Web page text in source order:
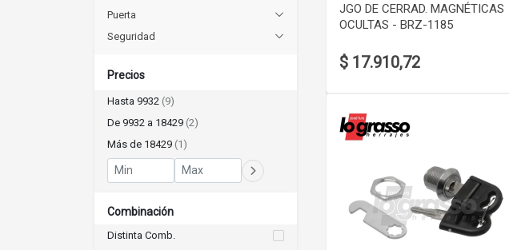
Puerta
Seguridad
Precios
Hasta 9932 (9)
De 9932 a 18429 (2)
Más de 18429 (1)
Combinación
Distinta Comb.
JGO DE CERRAD. MAGNÉTICAS
OCULTAS - BRZ-1185
$ 17.910,72